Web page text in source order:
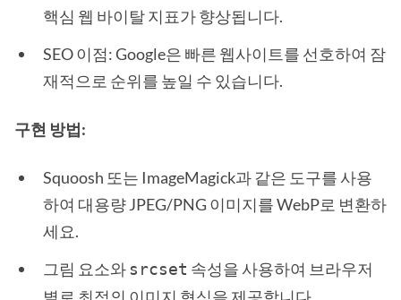
핵심 웹 바이탈 지표가 향상됩니다.
SEO 이점: Google은 빠른 웹사이트를 선호하여 잠
재적으로 순위를 높일 수 있습니다.
구현 방법:
Squoosh 또는 ImageMagick과 같은 도구를 사용
하여 대용량 JPEG/PNG 이미지를 WebP로 변환하
세요.
그림 요소와srcset 속성을 사용하여 브라우저